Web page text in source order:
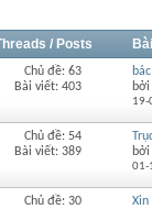
/ Posts
Chủ đề: 63
Bài viết: 403
19-
Chủ đề: 54
Bài viết: 389
bởi
01-
Chủ đề: 30
Xin